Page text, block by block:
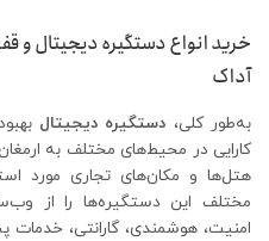
خرید انواع دستگیره دیجیتال و
آداک
به‌طور کلی، دستگیره دیجیتال
کارایی در محیط‌های مختلف به
هتل‌ها و مکان‌های تجاری مورد
مختلف این دستگیره‌ها را از
امنیت، هوشمندی، گارانتی، خدمات